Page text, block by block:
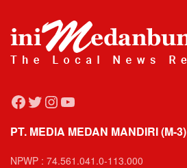
Facebook
Twitter
Instagram
YouTube
PT. MEDIA MEDAN MANDIRI (M-3)
NPWP : 74.561.041.0-113.000